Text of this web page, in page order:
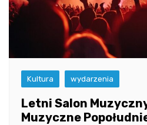
Kultura wydarzenia
Letni Salon
Muzyczne